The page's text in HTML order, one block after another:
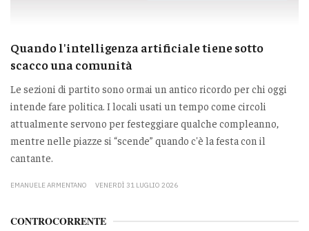
Quando l'intelligenza artificiale tiene sotto
scacco una comunità
Le sezioni di partito sono ormai un antico ricordo per chi oggi
intende fare politica. I locali usati un tempo come circoli
attualmente servono per festeggiare qualche compleanno,
mentre nelle piazze si “scende” quando c'è la festa con il
cantante.
EMANUELE ARMENTANO VENERDÌ 31 LUGLIO 2026
CONTROCORRENTE